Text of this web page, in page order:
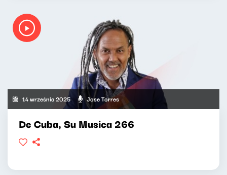
14 września 2025 Jose Torres
De Cuba, Su Musica 266